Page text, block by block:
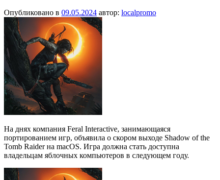
Опубликовано в 09.05.2024 автор: localpromo
На днях компания Feral Interactive, занимающаяся
портированием игр, объявила о скором выходе Shadow of the
Tomb Raider на macOS. Игра должна стать доступна
владельцам яблочных компьютеров в следующем году.